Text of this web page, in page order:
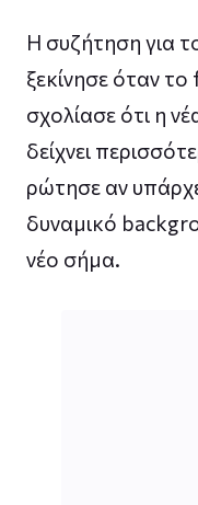
Η συζήτηση για
ξεκίνησε όταν
σχολίασε ότι η
δείχνει
ρώτησε αν
δυναμικό
νέο σήμα.